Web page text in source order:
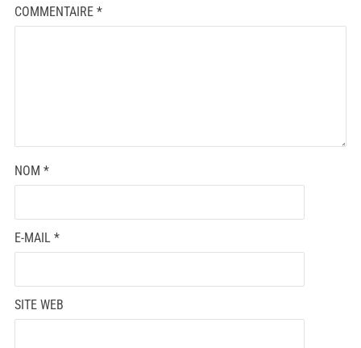
COMMENTAIRE *
NOM *
E-MAIL *
SITE WEB